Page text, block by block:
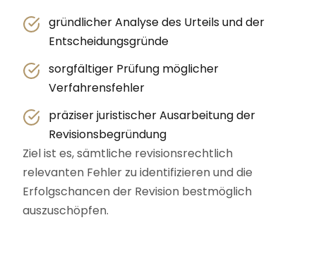
gründlicher Analyse des Urteils und der
Entscheidungsgründe
sorgfältiger Prüfung möglicher
Verfahrensfehler
präziser juristischer Ausarbeitung der
Revisionsbegründung
Ziel ist es, sämtliche revisionsrechtlich
relevanten Fehler zu identifizieren und die
Erfolgschancen der Revision bestmöglich
auszuschöpfen.